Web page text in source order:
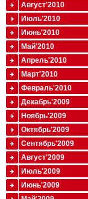
Август'2010
Июль'2010
Июнь'2010
Май'2010
Апрель'2010
Март'2010
Февраль'2010
Декабрь'2009
Ноябрь'2009
Октябрь'2009
Сентябрь'2009
Август'2009
Июль'2009
Июнь'2009